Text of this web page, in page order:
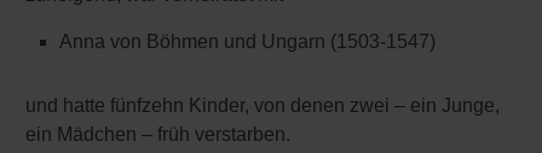
Anna von Böhmen und Ungarn (1503-1547)
und hatte fünfzehn Kinder, von denen zwei – ein Junge,
ein Mädchen – früh verstarben.